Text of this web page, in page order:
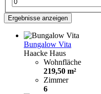
Ergebnisse anzeigen
Bungalow Vita
Haacke Haus
Wohnfläche
219,50 m²
Zimmer
6